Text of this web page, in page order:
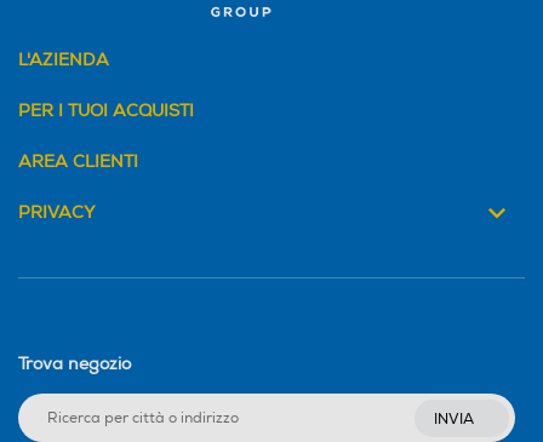
L'AZIENDA
PER I TUOI ACQUISTI
AREA CLIENTI
PRIVACY
Trova negozio
INVIA